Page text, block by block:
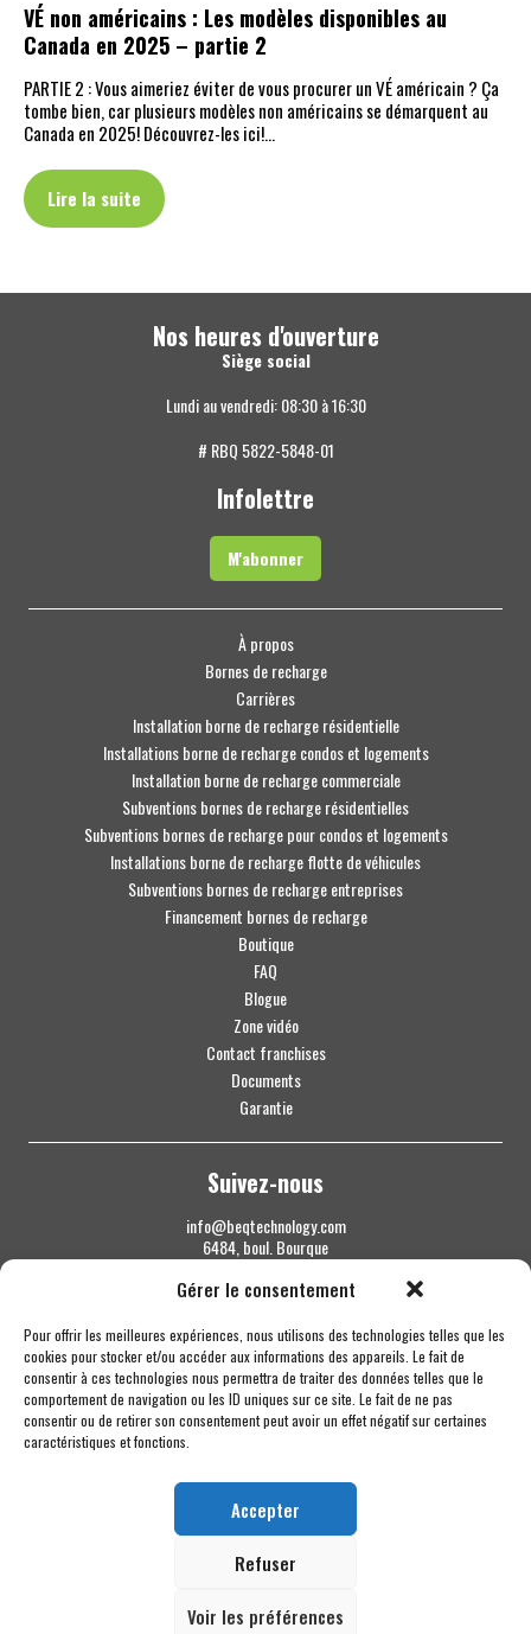
Gérer le consentement
Pour offrir les meilleures expériences, nous utilisons des technologies telles que les
cookies pour stocker et/ou accéder aux informations des appareils. Le fait de
consentir à ces technologies nous permettra de traiter des données telles que le
comportement de navigation ou les ID uniques sur ce site. Le fait de ne pas
consentir ou de retirer son consentement peut avoir un effet négatif sur certaines
caractéristiques et fonctions.
Accepter
Refuser
Voir les préférences
VÉ non américains : Les modèles disponibles au
Canada en 2025 – partie 2
PARTIE 2 : Vous aimeriez éviter de vous procurer un VÉ américain ? Ça
tombe bien, car plusieurs modèles non américains se démarquent au
Canada en 2025! Découvrez-les ici!…
Lire la suite
Nos heures d'ouverture
Siège social
Lundi au vendredi: 08:30 à 16:30
# RBQ 5822-5848-01
Infolettre
M'abonner
À propos
Bornes de recharge
Carrières
Installation borne de recharge résidentielle
Installations borne de recharge condos et logements
Installation borne de recharge commerciale
Subventions bornes de recharge résidentielles
Subventions bornes de recharge pour condos et logements
Installations borne de recharge flotte de véhicules
Subventions bornes de recharge entreprises
Financement bornes de recharge
Boutique
FAQ
Blogue
Zone vidéo
Contact franchises
Documents
Garantie
Suivez-nous
info@beqtechnology.com
6484, boul. Bourque
Sherbrooke QC J1N 1H3
1 844 427-7800